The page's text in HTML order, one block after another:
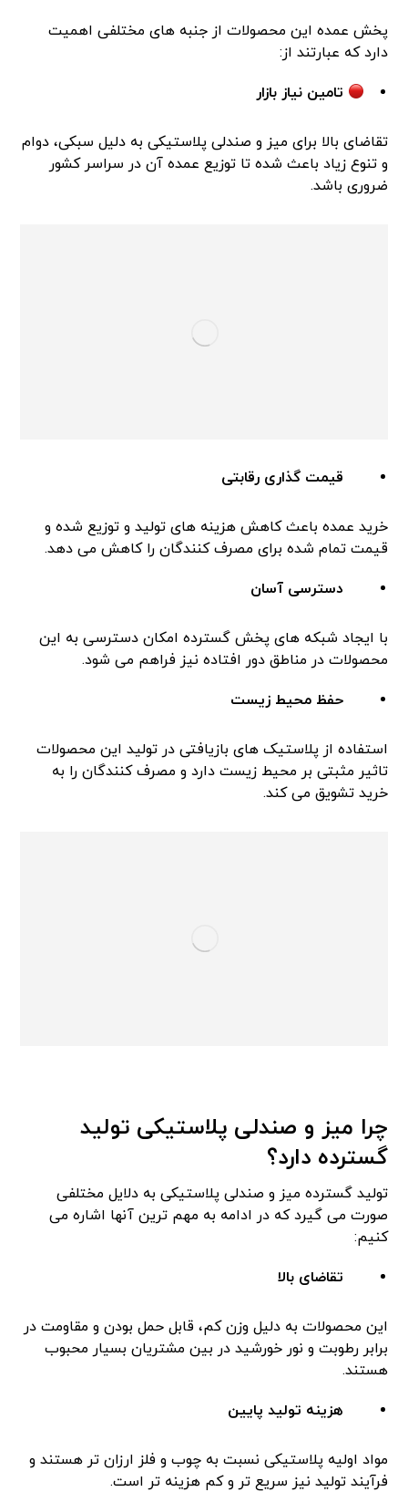
پخش عمده این محصولات از جنبه های مختلفی اهمیت
دارد که عبارتند از:
تامین نیاز بازار
تقاضای بالا برای میز و صندلی پلاستیکی به دلیل سبکی، دوام
و تنوع زیاد باعث شده تا توزیع عمده آن در سراسر کشور
ضروری باشد.
قیمت گذاری رقابتی
خرید عمده باعث کاهش هزینه های تولید و توزیع شده و
قیمت تمام شده برای مصرف کنندگان را کاهش می دهد.
دسترسی آسان
با ایجاد شبکه های پخش گسترده امکان دسترسی به این
محصولات در مناطق دور افتاده نیز فراهم می شود.
حفظ محیط زیست
استفاده از پلاستیک های بازیافتی در تولید این محصولات
تاثیر مثبتی بر محیط زیست دارد و مصرف کنندگان را به
خرید تشویق می کند.
چرا میز و صندلی پلاستیکی تولید
گسترده دارد؟
تولید گسترده میز و صندلی پلاستیکی به دلایل مختلفی
صورت می گیرد که در ادامه به مهم ترین آنها اشاره می
کنیم:
تقاضای بالا
این محصولات به دلیل وزن کم، قابل حمل بودن و مقاومت در
برابر رطوبت و نور خورشید در بین مشتریان بسیار محبوب
هستند.
هزینه تولید پایین
مواد اولیه پلاستیکی نسبت به چوب و فلز ارزان تر هستند و
فرآیند تولید نیز سریع تر و کم هزینه تر است.